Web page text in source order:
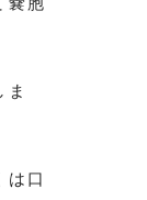
口